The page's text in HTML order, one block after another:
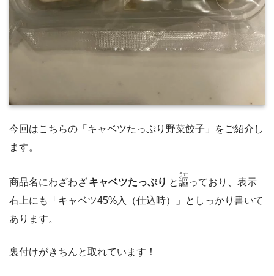
今回はこちらの「キャベツたっぷり野菜餃子」をご紹介し
ます。
商品名にわざわざキャベツたっぷり と謳
うた
っており、表示
右上にも「キャベツ45%入（仕込時）」としっかり書いて
あります。
裏付けがきちんと取れています！